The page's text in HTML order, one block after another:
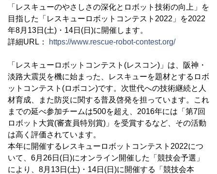
「レスキューのやさしさの深化とロボット技術の向上」を
目指した「レスキューロボットコンテスト2022」を2022
年8月13日(土)・14日(日)に開催します。
詳細URL：
https://www.rescue-robot-contest.org/
「レスキューロボットコンテスト(レスコン)」は、阪神・
淡路大震災を機に始まった、レスキューを題材とするロボ
ットコンテスト(ロボコン)です。次世代への技術継続と人
材育成、また防災に関する普及啓発を担っています。これ
までの延べ参加チームは500を超え、2016年には「第7回
ロボット大賞(審査員特別賞)」を受賞するなど、その活動
は高く評価されています。
本年に開催するレスキューロボットコンテスト2022につ
いて、6月26日(日)にオンライン開催した「競技会予選」
により、8月13日(土)・14日(日)に開催する「競技会本